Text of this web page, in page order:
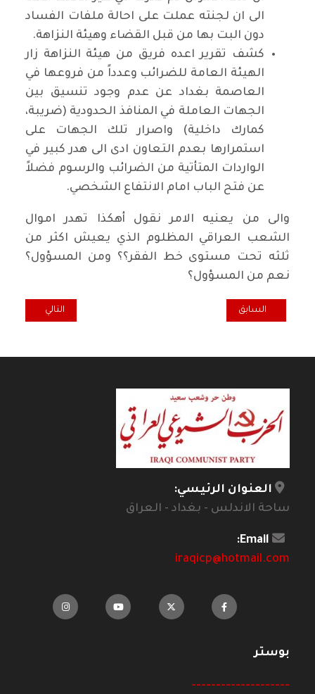
الى ان لجنته عملت على احالة ملفات الفساد
دون البت بها من قبل القضاء وهيئة النزاهة.
كشف تقرير اعده فريق من هيئة النزاهة زار
الهيئة العامة للضرائب وعدداً من فروعها في
العاصمة بغداد عن عدم وجود تنسيق بين
الجهات العاملة في المنافذ الحدودية (ضريبة،
كمارك داخلية) واصرار تلك الجهات على
استمرارها بعدم التعاون ادى الى هدر كبير في
الواردات المتأتية من الضرائب والرسوم فضلاً
عن فتح الباب امام الانتفاع الشخصي.
والى من يعنيه الامر نقول أهكذا تهدر اموال
الشعب العراقي المظلوم الذي يعيش اكثر من
ثلثه تحت مستوى خط الفقر؟؟ ومن المسؤول؟
نعم من المسؤول؟
المقال السابق: اضاءة ..الانتخابات .. احراق الأخضر واليابس !
السابق المقال التالي:
التالي
العنوان الرئيسي:
ساحة الاندلس - بغداد - العراق
Email:
iraqicp@hotmail.com
بوستر
--------------------